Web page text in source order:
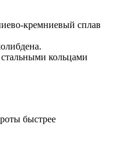
кремниевый сплав
кольцами
быстрее